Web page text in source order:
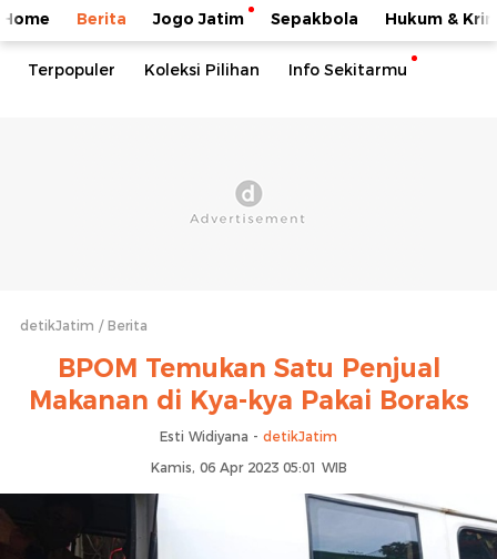
Home Berita Jogo Jatim Sepakbola Hukum &
Terpopuler Koleksi Pilihan Info Sekitarmu
detikJatim Berita
BPOM Temukan Satu Penjual
Makanan di Kya-kya Pakai Boraks
Esti Widiyana - detikJatim
Kamis, 06 Apr 2023 05:01 WIB